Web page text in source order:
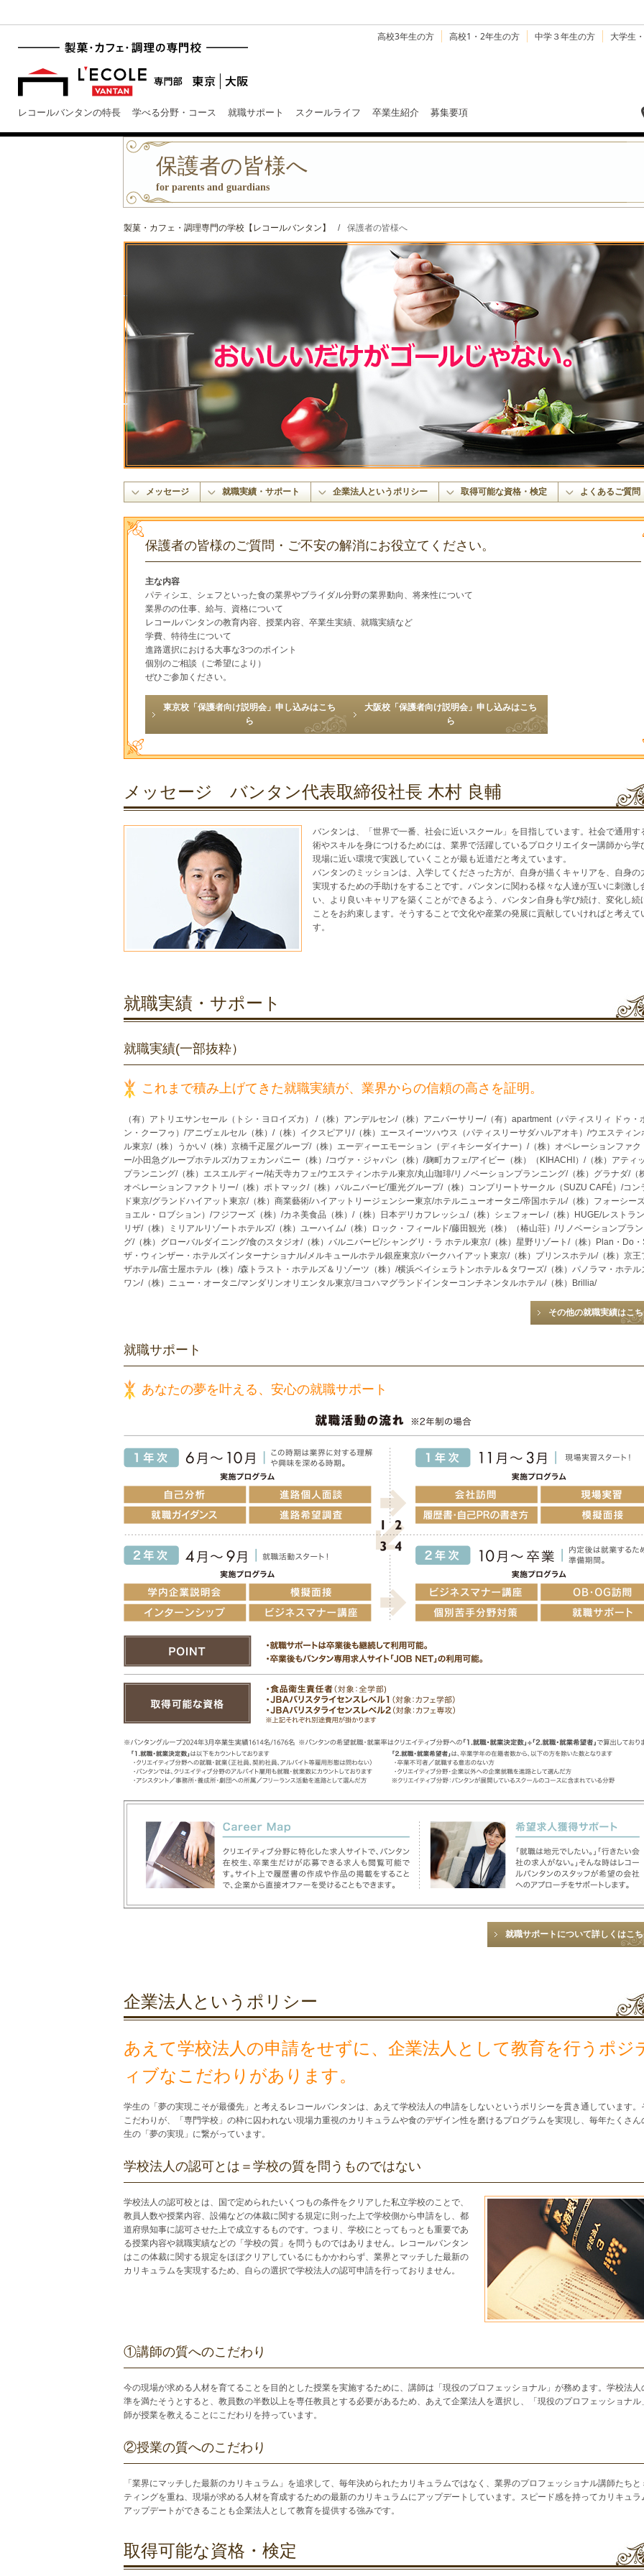
高校3年生の方 高校1・2年生の方 中学３年生の方 大学生
レコールバンタンの特長 学べる分野・コース 就職サポート スクールライフ 卒業生紹介 募集要項
保護者の皆様へ
for parents and guardians
製菓・カフェ・調理専門の学校【レコールバンタン】 / 保護者の皆様へ
メッセージ 就職実績・サポート 企業法人というポリシー 取得可能な資格・検定 よくあるご質問
保護者の皆様のご質問・ご不安の解消にお役立てください。
主な内容
パティシエ、シェフといった食の業界やブライダル分野の業界動向、将来性について
業界のの仕事、給与、資格について
レコールバンタンの教育内容、授業内容、卒業生実績、就職実績など
学費、特待生について
進路選択における大事な3つのポイント
個別のご相談（ご希望により）
ぜひご参加ください。
東京校「保護者向け説明会」申し込みはこち
ら
大阪校「保護者向け説明会」申し込みはこち
ら
メッセージ バンタン代表取締役社長 木村 良輔
バンタンは、「世界で一番、社会に近いスクール」を目指しています。社会で通用す
術やスキルを身につけるためには、業界で活躍しているプロクリエイター講師から学
現場に近い環境で実践していくことが最も近道だと考えています。
バンタンのミッションは、入学してくださった方が、自身が描くキャリアを、自身の
実現するための手助けをすることです。バンタンに関わる様々な人達が互いに刺激し
い、より良いキャリアを築くことができるよう、バンタン自身も学び続け、変化し続
ことをお約束します。そうすることで文化や産業の発展に貢献していければと考えて
す。
就職実績・サポート
就職実績(一部抜粋）
これまで積み上げてきた就職実績が、業界からの信頼の高さを証明。
（有）アトリエサンセール（トシ・ヨロイズカ） /（株）アンデルセン/（株）アニバーサリー/（有）apartment（パティスリィ ドゥ・
ン・クーフゥ）/アニヴェルセル（株）/（株）イクスピアリ/（株）エースイーツハウス（パティスリーサダハルアオキ）/ウエスティン
ル東京/（株）うかい/（株）京橋千疋屋グループ/（株）エーディーエモーション（ディキシーダイナー）/（株）オペレーションファク
ー/小田急グループホテルズ/カフェカンパニー（株）/コヴァ・ジャパン（株）/麹町カフェ/アイビー（株）（KIHACHI）/（株）アティ
プランニング/（株）エスエルディー/祐天寺カフェ/ウエスティンホテル東京/丸山珈琲/リノベーションプランニング/（株）グラナダ/（
オペレーションファクトリー/（株）ポトマック/（株）バルニバービ/重光グループ/（株）コンプリートサークル（SUZU CAFÉ）/コン
ド東京/グランドハイアット東京/（株）商業藝術/ハイアットリージェンシー東京/ホテルニューオータニ/帝国ホテル/（株）フォーシー
ョエル・ロブション）/フジフーズ（株）/カネ美食品（株）/（株）日本デリカフレッシュ/（株）シェフォーレ/（株）HUGE/レストラ
リザ/（株）ミリアルリゾートホテルズ/（株）ユーハイム/（株）ロック・フィールド/藤田観光（株）（椿山荘）/リノベーションプラ
グ/（株）グローバルダイニング/食のスタジオ/（株）バルニバービ/シャングリ・ラ ホテル東京/（株）星野リゾート/（株）Plan・Do
ザ・ウィンザー・ホテルズインターナショナル/メルキュールホテル銀座東京/パークハイアット東京/（株）プリンスホテル/（株）京王
ザホテル/富士屋ホテル（株）/森トラスト・ホテルズ＆リゾーツ（株）/横浜ベイシェラトンホテル＆タワーズ/（株）パノラマ・ホテル
ワン/（株）ニュー・オータニ/マンダリンオリエンタル東京/ヨコハマグランドインターコンチネンタルホテル/（株）Brillia/
その他の就職実績はこ
就職サポート
あなたの夢を叶える、安心の就職サポート
就職サポートについて詳しくはこ
企業法人というポリシー
あえて学校法人の申請をせずに、企業法人として教育を行うポジ
ィブなこだわりがあります。
学生の「夢の実現こそが最優先」と考えるレコールバンタンは、あえて学校法人の申請をしないというポリシーを貫き通しています。
こだわりが、「専門学校」の枠に囚われない現場力重視のカリキュラムや食のデザイン性を磨けるプログラムを実現し、毎年たくさん
生の「夢の実現」に繋がっています。
学校法人の認可とは＝学校の質を問うものではない
学校法人の認可校とは、国で定められたいくつもの条件をクリアした私立学校のことで、
教員人数や授業内容、設備などの体裁に関する規定に則った上で学校側から申請をし、都
道府県知事に認可させた上で成立するものです。つまり、学校にとってもっとも重要であ
る授業内容や就職実績などの「学校の質」を問うものではありません。レコールバンタン
はこの体裁に関する規定をほぼクリアしているにもかかわらず、業界とマッチした最新の
カリキュラムを実現するため、自らの選択で学校法人の認可申請を行っておりません。
①講師の質へのこだわり
今の現場が求める人材を育てることを目的とした授業を実施するために、講師は「現役のプロフェッショナル」が務めます。学校法人
準を満たそうとすると、教員数の半数以上を専任教員とする必要があるため、あえて企業法人を選択し、「現役のプロフェッショナル
師が授業を教えることにこだわりを持っています。
②授業の質へのこだわり
「業界にマッチした最新のカリキュラム」を追求して、毎年決められたカリキュラムではなく、業界のプロフェッショナル講師たちと
ティングを重ね、現場が求める人材を育成するための最新のカリキュラムにアップデートしています。スピード感を持ってカリキュラ
アップデートができることも企業法人として教育を提供する強みです。
取得可能な資格・検定